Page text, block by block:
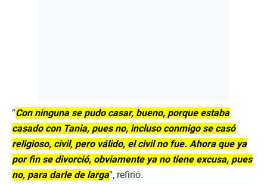
“Con ninguna se pudo casar, bueno, porque estaba
casado con Tania, pues no, incluso conmigo se casó
religioso, civil, pero válido, el civil no fue. Ahora que ya
por fin se divorció, obviamente ya no tiene excusa, pues
no, para darle de larga”, refirió.